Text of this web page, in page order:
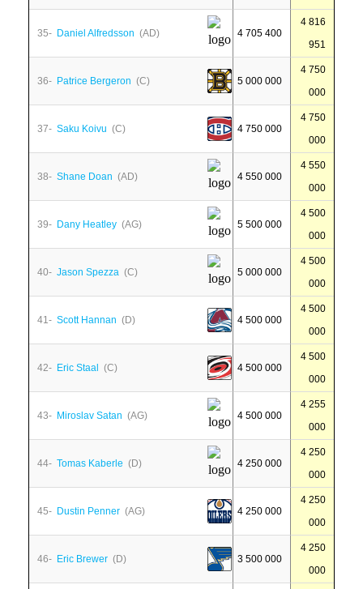
35- Daniel Alfredsson (AD) 4 705 400
4 816
951
36- Patrice Bergeron (C) 5 000 000
4 750
000
37- Saku Koivu (C) 4 750 000
4 750
000
38- Shane Doan (AD) 4 550 000
4 550
000
39- Dany Heatley (AG) 5 500 000
4 500
000
40- Jason Spezza (C) 5 000 000
4 500
000
41- Scott Hannan (D) 4 500 000
4 500
000
42- Eric Staal (C) 4 500 000
4 500
000
43- Miroslav Satan (AG) 4 500 000
4 255
000
44- Tomas Kaberle (D) 4 250 000
4 250
000
45- Dustin Penner (AG) 4 250 000
4 250
000
46- Eric Brewer (D) 3 500 000
4 250
000